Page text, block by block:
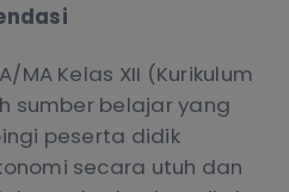
MA Kelas XII (Kurikulum
sumber belajar yang
peserta didik
secara utuh dan